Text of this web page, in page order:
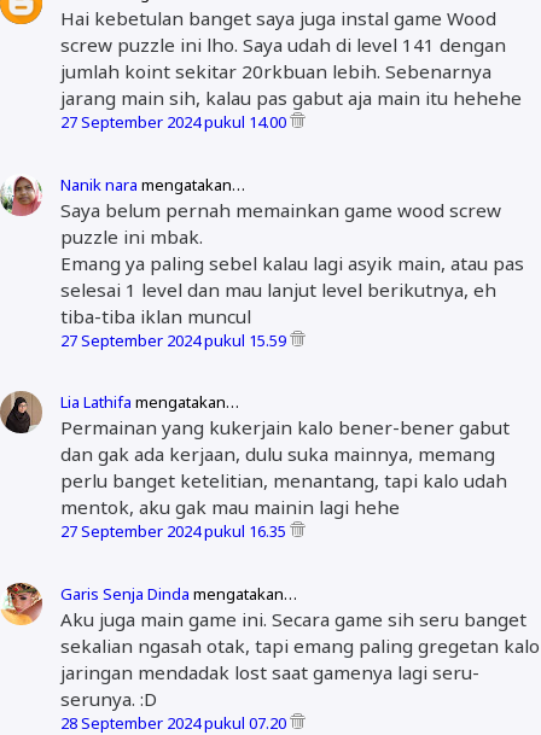
Hai kebetulan banget saya juga instal game Wood
screw puzzle ini lho. Saya udah di level 141 dengan
jumlah koint sekitar 20rkbuan lebih. Sebenarnya
jarang main sih, kalau pas gabut aja main itu hehehe
27 September 2024 pukul 14.00
Nanik nara mengatakan…
Saya belum pernah memainkan game wood screw
puzzle ini mbak.
Emang ya paling sebel kalau lagi asyik main, atau pas
selesai 1 level dan mau lanjut level berikutnya, eh
tiba-tiba iklan muncul
27 September 2024 pukul 15.59
Lia Lathifa mengatakan…
Permainan yang kukerjain kalo bener-bener gabut
dan gak ada kerjaan, dulu suka mainnya, memang
perlu banget ketelitian, menantang, tapi kalo udah
mentok, aku gak mau mainin lagi hehe
27 September 2024 pukul 16.35
Garis Senja Dinda mengatakan…
Aku juga main game ini. Secara game sih seru banget
sekalian ngasah otak, tapi emang paling gregetan kalo
jaringan mendadak lost saat gamenya lagi seru-
serunya. :D
28 September 2024 pukul 07.20